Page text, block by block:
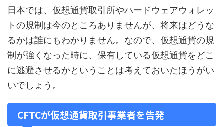
日本では、仮想通貨取引所やハードウェアウォレッ
トの規制は今のところありませんが、将来はどうな
るかは誰にもわかりません。なので、仮想通貨の規
制が強くなった時に、保有している仮想通貨をどこ
に逃避させるかということは考えておいたほうがい
いでしょう。
CFTCが仮想通貨取引事業者を告発